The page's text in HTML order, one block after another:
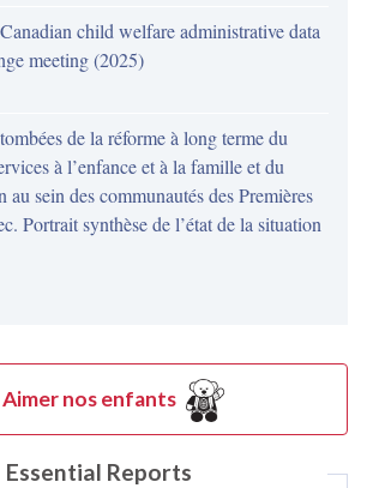
child welfare administrative data
meeting (2025)
de la réforme à long terme du
à l’enfance et à la famille et du
au sein des communautés des Premières
Portrait synthèse de l’état de la situation
Aimer nos enfants
Essential Reports